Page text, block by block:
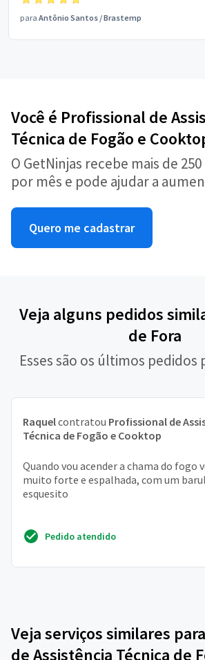
para Antônio Santos /Brastemp
Você é Profissional de
Técnica de Fogão e
O GetNinjas recebe mais de
por mês e pode ajudar a
Quero me cadastrar
Veja alguns pedidos
de Fora
Esses são os últimos pedidos
Raquelcontratou Profissional de
Técnica de Fogão e Cooktop
Quando vou acender a chama do fogo
muito forte e espalhada, com um
esquesito
Pedido atendido
Veja serviços similares
de Assistência Técnica de